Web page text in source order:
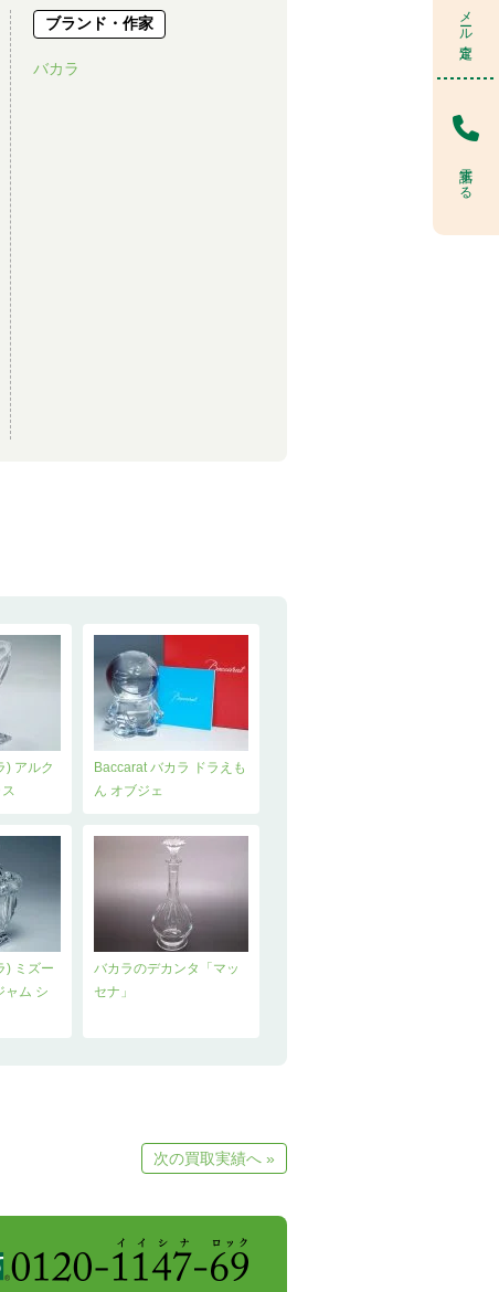
メール査定
電話する
ブランド・作家
バカラ
) アルク
Baccarat バカラ ドラえも
ん オブジェ
) ミズー
ャム シ
バカラのデカンタ「マッ
セナ」
次の買取実績へ »